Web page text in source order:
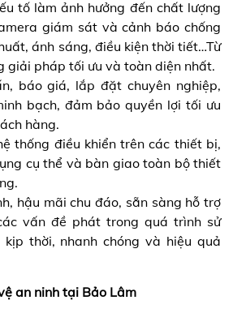
tố làm ảnh hưởng đến chất lượng
giám sát và cảnh báo chống
ánh sáng, điều kiện thời tiết…Từ
giải pháp tối ưu và toàn diện nhất.
báo giá, lắp đặt chuyên nghiệp,
bạch, đảm bảo quyền lợi tối ưu
hàng.
thống điều khiển trên các thiết bị,
cụ thể và bàn giao toàn bộ thiết
hậu mãi chu đáo, sẵn sàng hỗ trợ
vấn đề phát trong quá trình sử
thời, nhanh chóng và hiệu quả
an ninh tại Bảo Lâm